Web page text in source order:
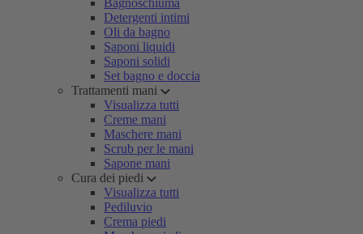
Bagnoschiuma
Detergenti intimi
Oli da bagno
Saponi liquidi
Saponi solidi
Set bagno e doccia
Trattamenti mani
Visualizza tutti
Creme mani
Maschere mani
Scrub per le mani
Sapone mani
Cura dei piedi
Visualizza tutti
Pediluvio
Crema piedi